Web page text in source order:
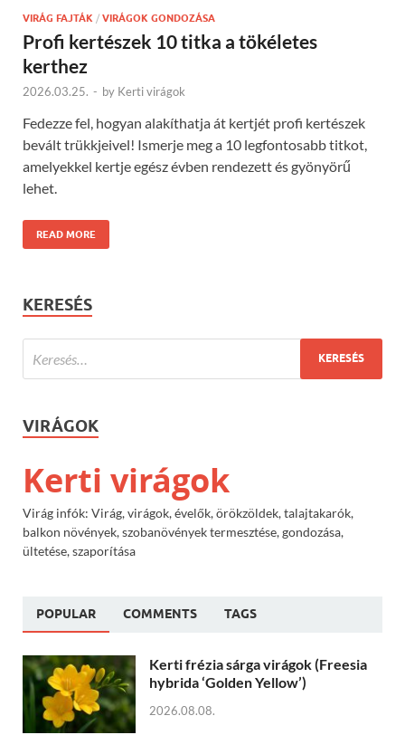
VIRÁG FAJTÁK / VIRÁGOK GONDOZÁSA
Profi kertészek 10 titka a tökéletes
kerthez
2026.03.25. - by Kerti virágok
Fedezze fel, hogyan alakíthatja át kertjét profi kertészek
bevált trükkjeivel! Ismerje meg a 10 legfontosabb titkot,
amelyekkel kertje egész évben rendezett és gyönyörű
lehet.
READ MORE
KERESÉS
VIRÁGOK
Kerti virágok
Virág infók: Virág, virágok, évelők, örökzöldek, talajtakarók,
balkon növények, szobanövények termesztése, gondozása,
ültetése, szaporítása
POPULAR COMMENTS TAGS
Kerti frézia sárga virágok (Freesia
hybrida ‘Golden Yellow’)
2026.08.08.